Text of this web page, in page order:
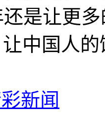
还是让更
中国人
新闻